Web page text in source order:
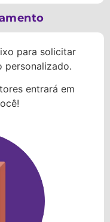
para solicitar
personalizado.
entrará em